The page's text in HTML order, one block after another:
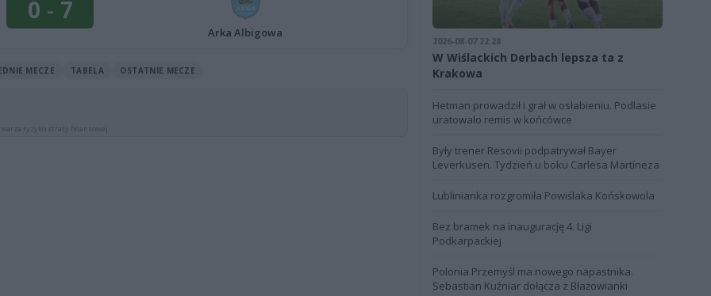
0 - 7
Arka Albigowa
MECZE TABELA OSTATNIE MECZE
ryzyko straty finansowej.
2026-08-07 22:28
W Wiślackich Derbach lepsza ta z
Krakowa
Hetman prowadził i grał w osłabieniu. Podlasie
uratowało remis w końcówce
Były trener Resovii podpatrywał Bayer
Leverkusen. Tydzień u boku Carlesa Martíneza
Lublinianka rozgromiła Powiślaka Końskowola
Bez bramek na inaugurację 4. Ligi
Podkarpackiej
Polonia Przemyśl ma nowego napastnika.
Sebastian Kuźniar dołącza z Błażowianki